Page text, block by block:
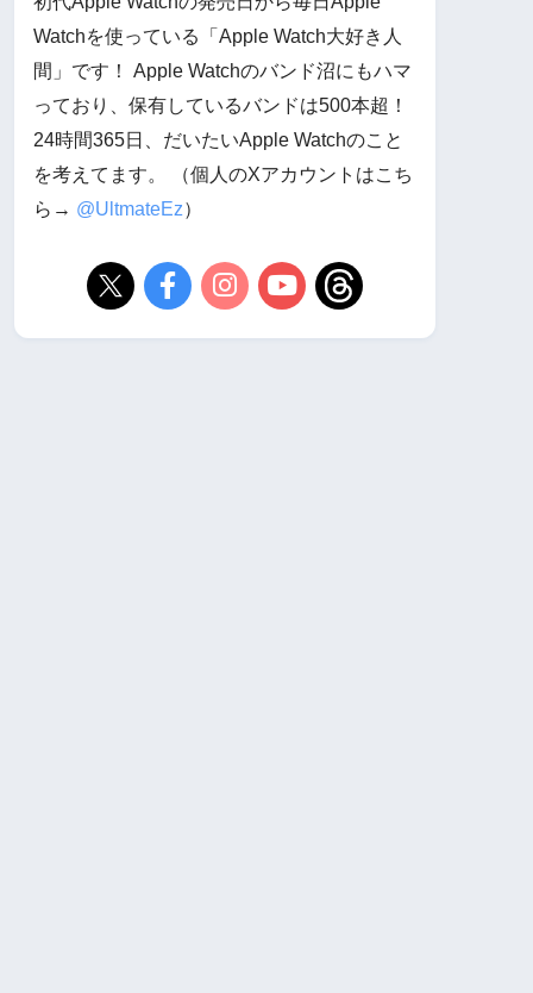
Watchを使っている「Apple Watch大好き人
間」です！ Apple Watchのバンド沼にもハマ
っており、保有しているバンドは500本超！
24時間365日、だいたいApple Watchのこと
を考えてます。 （個人のXアカウントはこち
ら→ @UltmateEz）